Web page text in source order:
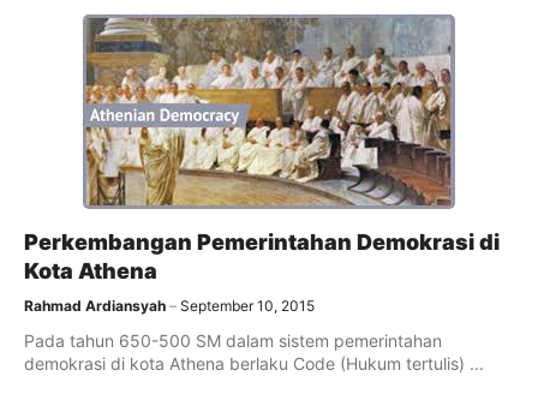
Perkembangan Pemerintahan Demokrasi di
Kota Athena
Rahmad Ardiansyah September 10, 2015
Pada tahun 650-500 SM dalam sistem pemerintahan
demokrasi di kota Athena berlaku Code (Hukum tertulis) ...